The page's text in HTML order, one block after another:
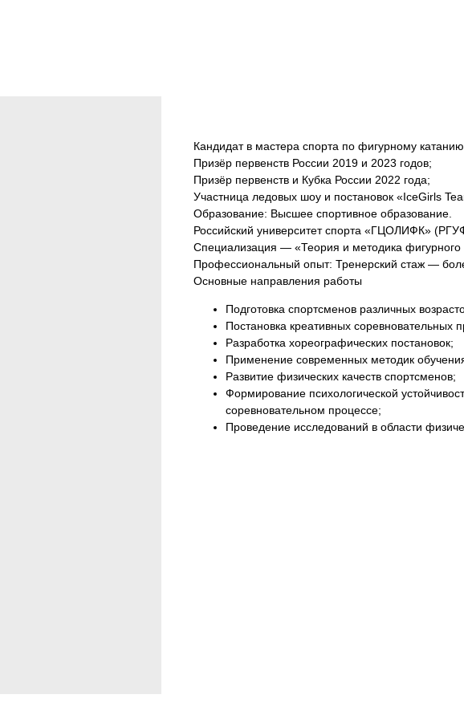
Кандидат в мастера спорта по фигурному
Призёр первенств России 2019 и 2023 годов;
Призёр первенств и Кубка России 2022 года;
Участница ледовых шоу и постановок «IceGirls
Образование: Высшее спортивное образование.
Российский университет спорта «ГЦОЛИФК»
Специализация — «Теория и методика фигурного
Профессиональный опыт: Тренерский стаж —
Основные направления работы
Подготовка спортсменов различных
Постановка креативных соревновательных
Разработка хореографических постановок;
Применение современных методик
Развитие физических качеств спортсменов;
Формирование психологической
соревновательном процессе;
Проведение исследований в области